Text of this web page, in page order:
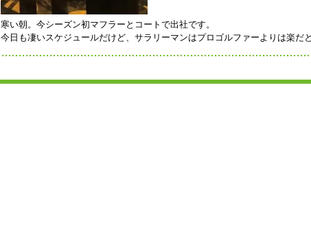
寒い朝。今シーズン初マフラーとコートで出社です。
今日も凄いスケジュールだけど、サラリーマンはプロゴルファーよりは楽だ